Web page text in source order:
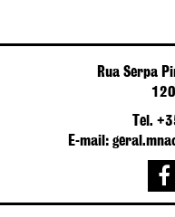
Rua Serpa
Tel.
E-mail: